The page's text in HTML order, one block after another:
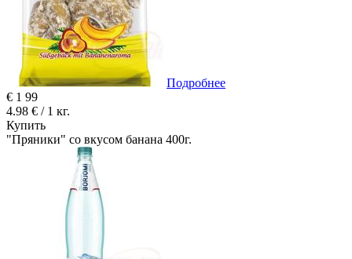
Подробнее
€ 1 99
4.98 € / 1 кг.
Купить
"Пряники" со вкусом банана 400г.